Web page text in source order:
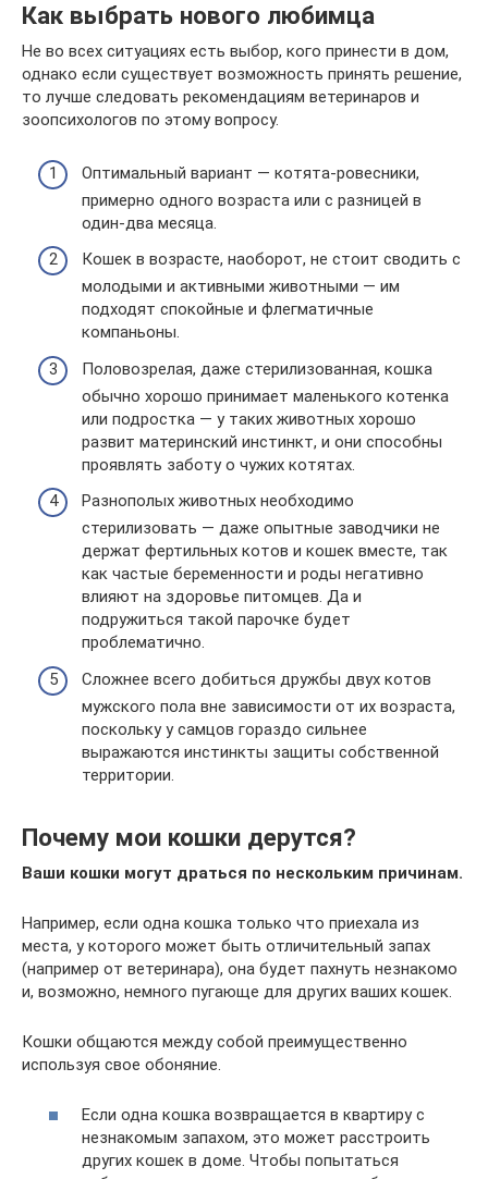
Как выбрать нового любимца
Не во всех ситуациях есть выбор, кого принести в дом,
однако если существует возможность принять решение,
то лучше следовать рекомендациям ветеринаров и
зоопсихологов по этому вопросу.
Оптимальный вариант — котята-ровесники,
примерно одного возраста или с разницей в
один-два месяца.
Кошек в возрасте, наоборот, не стоит сводить с
молодыми и активными животными — им
подходят спокойные и флегматичные
компаньоны.
Половозрелая, даже стерилизованная, кошка
обычно хорошо принимает маленького котенка
или подростка — у таких животных хорошо
развит материнский инстинкт, и они способны
проявлять заботу о чужих котятах.
Разнополых животных необходимо
стерилизовать — даже опытные заводчики не
держат фертильных котов и кошек вместе, так
как частые беременности и роды негативно
влияют на здоровье питомцев. Да и
подружиться такой парочке будет
проблематично.
Сложнее всего добиться дружбы двух котов
мужского пола вне зависимости от их возраста,
поскольку у самцов гораздо сильнее
выражаются инстинкты защиты собственной
территории.
Почему мои кошки дерутся?
Ваши кошки могут драться по нескольким причинам.
Например, если одна кошка только что приехала из
места, у которого может быть отличительный запах
(например от ветеринара), она будет пахнуть незнакомо
и, возможно, немного пугающе для других ваших кошек.
Кошки общаются между собой преимущественно
используя свое обоняние.
Если одна кошка возвращается в квартиру с
незнакомым запахом, это может расстроить
других кошек в доме. Чтобы попытаться